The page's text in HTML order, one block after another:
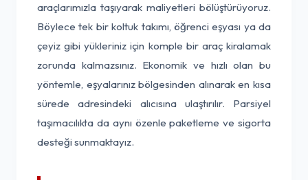
araçlarımızla taşıyarak maliyetleri bölüştürüyoruz.
Böylece tek bir koltuk takımı, öğrenci eşyası ya da
çeyiz gibi yükleriniz için komple bir araç kiralamak
zorunda kalmazsınız. Ekonomik ve hızlı olan bu
yöntemle, eşyalarınız bölgesinden alınarak en kısa
sürede adresindeki alıcısına ulaştırılır. Parsiyel
taşımacılıkta da aynı özenle paketleme ve sigorta
desteği sunmaktayız.